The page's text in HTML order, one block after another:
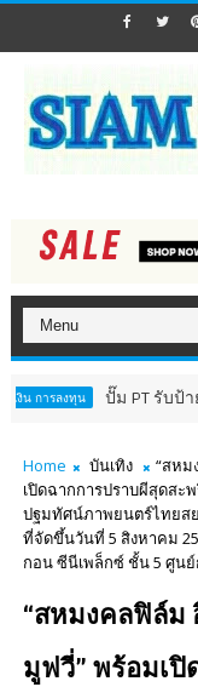
ปั๊ม PT รับป้ายมาตรฐาน
Home บันเทิง
“สหม
เปิดฉากการปราบผีสุดสะ
ปฐมทัศน์ภาพยนตร์ไทยสย
ที่จัดขึ้นวันที่ 5 สิงหาคม
กอน ซีนีเพล็กซ์ ชั้น 5 ศูน
“สหมงคลฟิล์ม
มูฟวี่” พร้อมเปิ